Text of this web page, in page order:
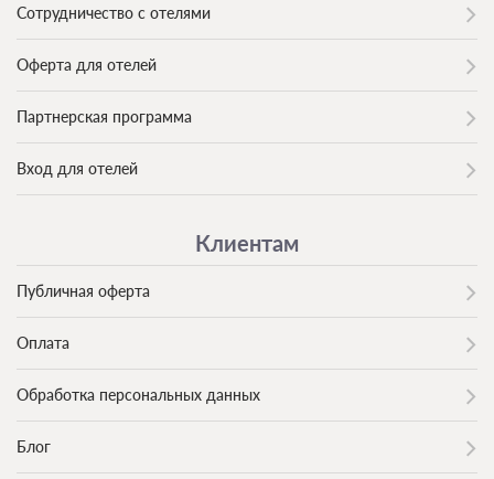
Сотрудничество с отелями
Оферта для отелей
Партнерская программа
Вход для отелей
Клиентам
Публичная оферта
Оплата
Обработка персональных данных
Блог